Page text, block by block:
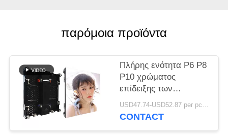
παρόμοια προϊόντα
Πλήρης ενότητα P6 P8
P10 χρώματος
επίδειξης των
μπροστινών
οδηγήσεων υπηρεσιών
USD47.74-USD52.87 per pc MOQ:1pc
CONTACT